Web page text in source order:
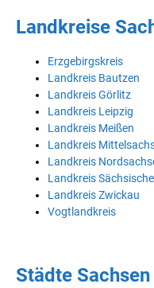
Landkreise
Erzgebirgskreis
Landkreis Bautzen
Landkreis Görlitz
Landkreis Leipzig
Landkreis Meißen
Landkreis
Landkreis
Landkreis
Landkreis Zwickau
Vogtlandkreis
Städte Sachsen